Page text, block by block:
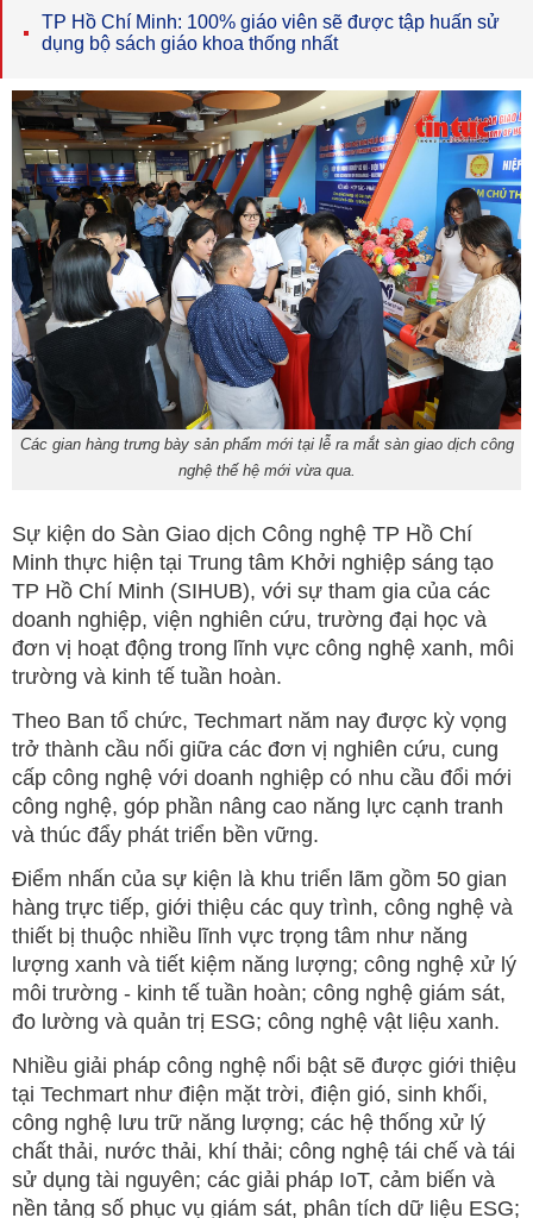
TP Hồ Chí Minh: 100% giáo viên sẽ được tập huấn sử
dụng bộ sách giáo khoa thống nhất
Các gian hàng trưng bày sản phẩm mới tại lễ ra mắt sàn giao dịch công
nghệ thế hệ mới vừa qua.
Sự kiện do Sàn Giao dịch Công nghệ TP Hồ Chí
Minh thực hiện tại Trung tâm Khởi nghiệp sáng tạo
TP Hồ Chí Minh (SIHUB), với sự tham gia của các
doanh nghiệp, viện nghiên cứu, trường đại học và
đơn vị hoạt động trong lĩnh vực công nghệ xanh, môi
trường và kinh tế tuần hoàn.
Theo Ban tổ chức, Techmart năm nay được kỳ vọng
trở thành cầu nối giữa các đơn vị nghiên cứu, cung
cấp công nghệ với doanh nghiệp có nhu cầu đổi mới
công nghệ, góp phần nâng cao năng lực cạnh tranh
và thúc đẩy phát triển bền vững.
Điểm nhấn của sự kiện là khu triển lãm gồm 50 gian
hàng trực tiếp, giới thiệu các quy trình, công nghệ và
thiết bị thuộc nhiều lĩnh vực trọng tâm như năng
lượng xanh và tiết kiệm năng lượng; công nghệ xử lý
môi trường - kinh tế tuần hoàn; công nghệ giám sát,
đo lường và quản trị ESG; công nghệ vật liệu xanh.
Nhiều giải pháp công nghệ nổi bật sẽ được giới thiệu
tại Techmart như điện mặt trời, điện gió, sinh khối,
công nghệ lưu trữ năng lượng; các hệ thống xử lý
chất thải, nước thải, khí thải; công nghệ tái chế và tái
sử dụng tài nguyên; các giải pháp IoT, cảm biến và
nền tảng số phục vụ giám sát, phân tích dữ liệu ESG;